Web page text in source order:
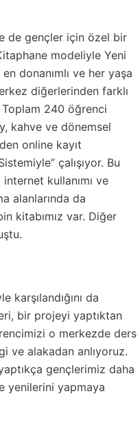
de gençler için özel bir
modeliyle Yeni
donanımlı ve her yaşa
diğerlerinden farklı
240 öğrenci
kahve ve dönemsel
online kayıt
çalışıyor. Bu
kullanımı ve
alanlarında da
kitabımız var. Diğer
da
bir projeyi yaptıktan
o merkezde ders
ve alakadan anlıyoruz.
gençlerimiz daha
yenilerini yapmaya